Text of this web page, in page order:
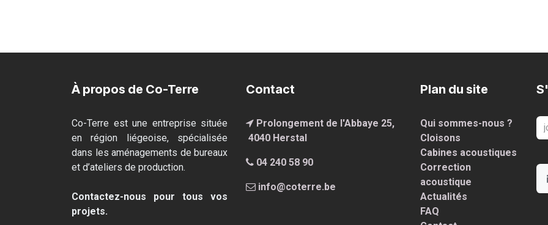
À propos de Co-Terre
Co-Terre est une entreprise située
en région liégeoise, spécialisée
dans les aménagements de bureaux
et d’ateliers de production.
Contactez-nous pour tous vos
projets.
Contact
Prolongement de l'Abbaye 25,
4040 Hersta
04 240 58 90
info@coterre.be
Plan du site
Qui sommes-nous ?
Cloisons
Cabines acoustiques
Correction
acoustique
Actualités
FAQ